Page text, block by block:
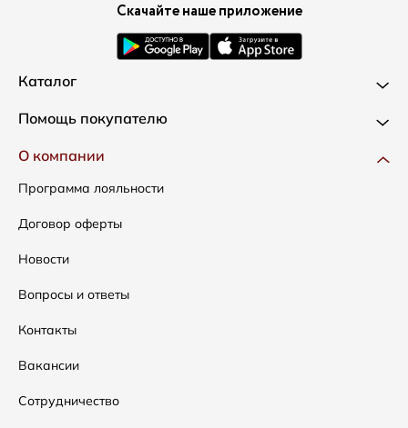
Скачайте наше приложение
Каталог
Новинки
Одежда
Сумки
Аксессуары
Распродажа
Подарочные сертификаты
Помощь покупателю
Доставка и оплата
Как оформить заказ
Условия возвратов
Таблица размеров
Уход за одеждой
О компании
Программа лояльности
Договор оферты
Новости
Вопросы и ответы
Контакты
Вакансии
Сотрудничество